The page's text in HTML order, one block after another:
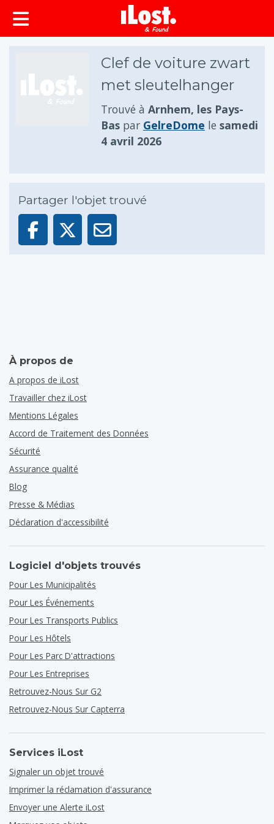
principal
Clef de voiture zwart
met sleutelhanger
Trouvé à Arnhem, les Pays-
Bas par GelreDome le samedi
4 avril 2026
Partager l'objet trouvé
À propos de
A propos de iLost
Travailler chez iLost
Mentions Légales
Accord de Traitement des Données
Sécurité
Assurance qualité
Blog
Presse & Médias
Déclaration d'accessibilité
Logiciel d'objets trouvés
Pour Les Municipalités
Pour Les Événements
Pour Les Transports Publics
Pour Les Hôtels
Pour Les Parc D'attractions
Pour Les Entreprises
Retrouvez-Nous Sur G2
Retrouvez-Nous Sur Capterra
Services iLost
Signaler un objet trouvé
Imprimer la réclamation d'assurance
Envoyer une Alerte iLost